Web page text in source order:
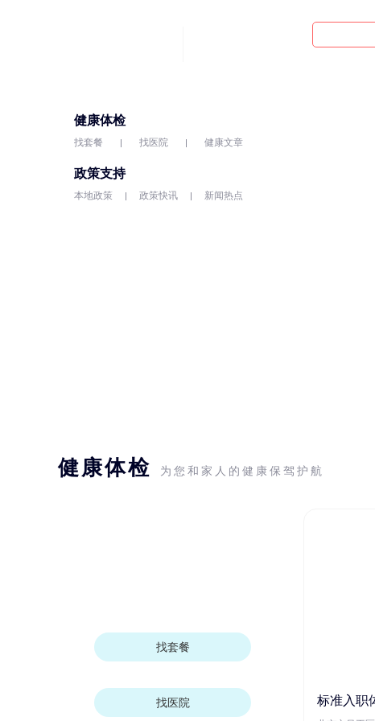
健康体检
找套餐 找医院 健康文章
政策支持
本地政策 政策快讯 新闻热点
健康体检 为您和家人的健康保驾护航
找套餐
找医院 标准入职